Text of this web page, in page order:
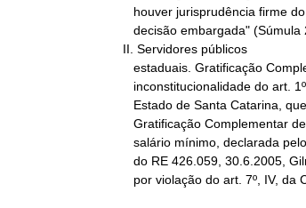
II. Servidores públicos
por violação do art. 7º, IV,